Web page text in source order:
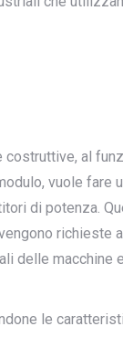
al
vuole fare
di potenza.
richieste
delle macchine
le